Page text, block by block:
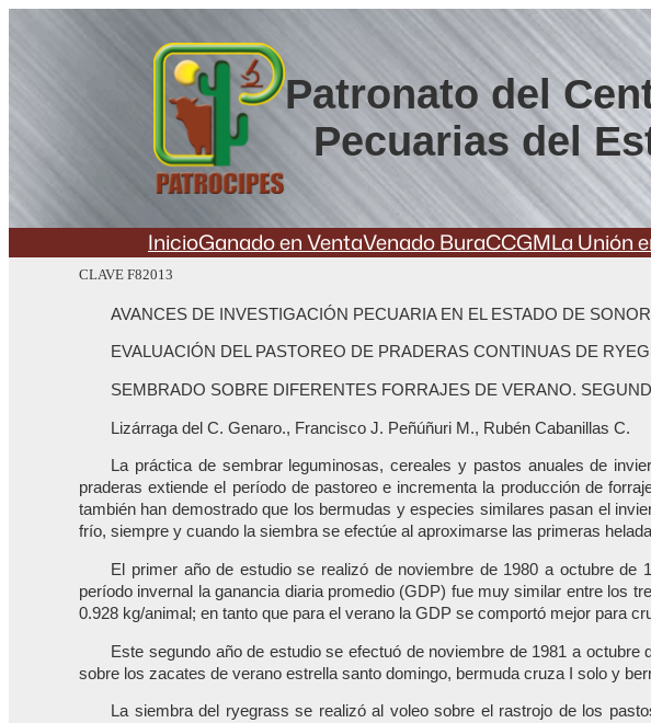
Patronato del
Pecuarias del
InicioGanado en VentaVenado BuraCCGMLa Unión
CLAVE F82013
AVANCES DE INVESTIGACIÓN PECUARIA EN EL ESTADO DE
EVALUACIÓN DEL PASTOREO DE PRADERAS CONTINUAS DE
SEMBRADO SOBRE DIFERENTES FORRAJES DE VERANO.
Lizárraga del C. Genaro., Francisco J. Peñúñuri M., Rubén Cabanillas C.
La práctica de sembrar leguminosas, cereales y pastos anuales de
praderas extiende el período de pastoreo e incrementa la producción de
también han demostrado que los bermudas y especies similares pasan el
frío, siempre y cuando la siembra se efectúe al aproximarse las primeras
El primer año de estudio se realizó de noviembre de 1980 a octubre
período invernal la ganancia diaria promedio (GDP) fue muy similar entre los
0.928 kg/animal; en tanto que para el verano la GDP se comportó mejor para
Este segundo año de estudio se efectuó de noviembre de 1981 a
sobre los zacates de verano estrella santo domingo, bermuda cruza I solo y
La siembra del ryegrass se realizó al voleo sobre el rastrojo de los